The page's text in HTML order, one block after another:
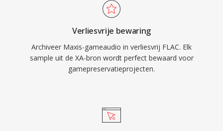
opvallende voordelen maken FLAC
overtuigend. Ten eerste: volledige bit-voor-bit
herstel van het oorspronkelijke signaal bij
decodering. Ten tweede: ingebedde metadata
via Vorbis-opmerkingen en albumhoezen
houden bibliotheken georganiseerd zonder
royalty&#039;s, waardoor juridische wrijving
Verliesvrije bewaring
Archiveer Maxis-gameaudio in verliesvrij FLAC. Elk
sample uit de XA-bron wordt perfect bewaard voor
gamepreservatieprojecten.